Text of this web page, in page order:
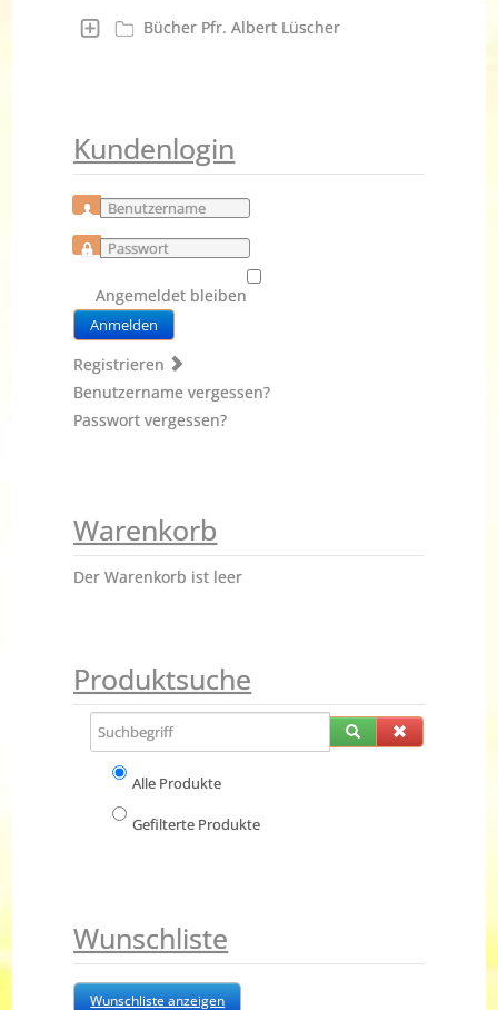
Bücher Pfr. Albert Lüscher
Kundenlogin
Benutzername
Passwort
Angemeldet bleiben
Anmelden
Registrieren
Benutzername vergessen?
Passwort vergessen?
Warenkorb
Der Warenkorb ist leer
Produktsuche
Alle Produkte
Gefilterte Produkte
Wunschliste
Wunschliste anzeigen